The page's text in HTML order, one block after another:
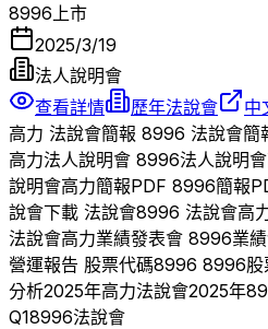
8996 上市
2025/3/19
法人說明會
查看詳情
歷年法說會 中
高力 法說會簡報 8996 法說會簡
高力法人說明會 8996法人說明會
說明會高力簡報PDF 8996簡報
說會下載 法說會8996 法說會高
法說會高力業績發表會 8996業
營運報告 股票代碼8996 8996股
分析2025年高力法說會2025年
Q18996法說會